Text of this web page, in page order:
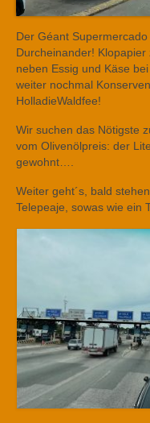
Der Géant
Durcheinander!
neben Essig und Käse
weiter nochmal
HolladieWaldfee!
Wir suchen das Nötigste
vom Olivenölpreis: der
gewohnt….
Weiter geht´s, bald
Telepeaje, sowas wie ein